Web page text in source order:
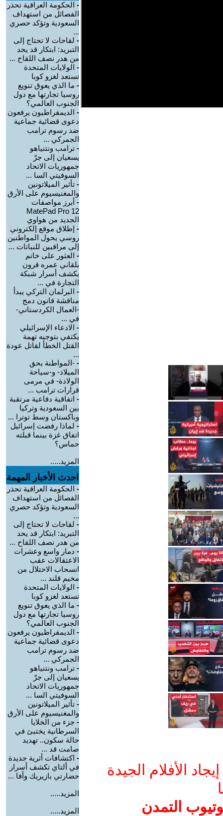
الأفلام الجيدة
التمدن
- الحكومة العراقية تحذر
الفصائل من استهداف
السعودية وتؤكد حصري
...
- لقاحات لا تحتاج إلى
التبريد: ابتكار قد يحد
من هدر نصف اللقاح ...
- الولايات المتحدة
تستعد لغزو كوبا
- ما الذي يعوق تنويع
روسيا تجارتها مع دول
الجنوب العالمي؟
- الديمقراطيون يرفعون
دعوى قضائية جماعية
ضد رسوم ترامب
الجمركي ...
- ترامب ونتنياهو
يسعيان إلى جرّ
جمهوريات الاتحاد
السوفيتي السا ...
- تأثير الميلاتونين
والمغنيسيوم على الأرق
- أبرز مواصفات
MatePad Pro 12
الجديد من هواوي
- إطلاق موقع إلكتروني
روسي يحول المواطنين
إلى مراقبين للنباتات ...
- العثور على خاتم
بلقاني عمره قرون
يكشف أسرار شبكة
التجارة في ...
- البرلمان التركي يبدأ
مناقشة قانون دمج
-العمال الكردستاني-
في ...
- الادعاء الإسرائيلي
يكتفي بتوجيه تهمة
القتل الخطأ لقاتل عودة
...
- -المواطنة بحق
الميلاد- و-سياحة
الولادة- في مرمى
قرارات ترامب ...
- اتفاقية دفاعية مرتقبة
بين السعودية وتركيا
وباكستان وسط توترا ...
- لماذا رفضت إسرائيل
اتفاق غزة بينما قبلته
حماس؟
المزيد.....
احدث الأخبار المهمة
- الحكومة العراقية تحذر
الفصائل من استهداف
السعودية وتؤكد حصري
...
- لقاحات لا تحتاج إلى
التبريد: ابتكار قد يحد
من هدر نصف اللقاح ...
- دمار واسع وعشرات
الاعتقالات عقب
انسحاب الاحتلال من
مخيم قلند ...
- الولايات المتحدة
تستعد لغزو كوبا
- ما الذي يعوق تنويع
روسيا تجارتها مع دول
الجنوب العالمي؟
- الديمقراطيون يرفعون
دعوى قضائية جماعية
ضد رسوم ترامب
الجمركي ...
- ترامب ونتنياهو
يسعيان إلى جرّ
جمهوريات الاتحاد
السوفيتي السا ...
- تأثير الميلاتونين
والمغنيسيوم على الأرق
- جزء من الخلايا
السرطانية يختبئ في
حالة سكون.. تهديد
صامت قد ...
- اكتشافات أثرية جديدة
في ألتاي تكشف أسرار
حضارتي بازيريك وأفا ...
المزيد.....
المزيد.....